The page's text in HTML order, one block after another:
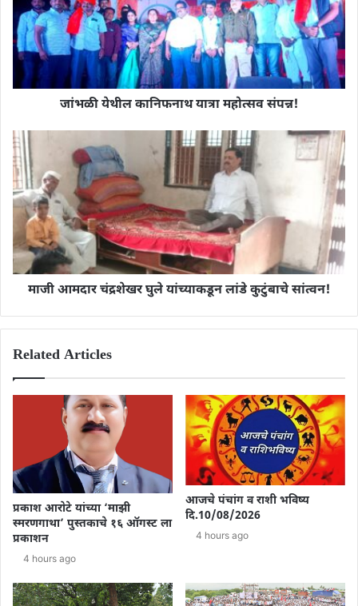
जांभळी येथील कानिफनाथ यात्रा महोत्सव संपन्न!
माजी आमदार चंद्रशेखर घुले यांच्याकडून लांडे कुटुंबाचे सांत्वन!
Related Articles
प्रकाश आरोटे यांच्या ‘माझी
स्मरणगाथा’ पुस्तकाचे १६ ऑगस्ट ला
प्रकाशन
4 hours ago
आजचे पंचांग व राशी भविष्य
दि.10/08/2026
4 hours ago